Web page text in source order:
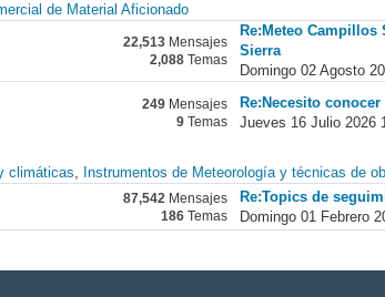
de Material Aficionado
22,513 Mensajes
2,088 Temas
Re:Meteo Campillos
Sierra
Domingo 02 Agosto
249 Mensajes
9 Temas
Re:Necesito conocer
Jueves 16 Julio 2026
climáticas Instrumentos de Meteorología y técnicas de
87,542 Mensajes
186 Temas
Re:Topics de
Domingo 01 Febrero